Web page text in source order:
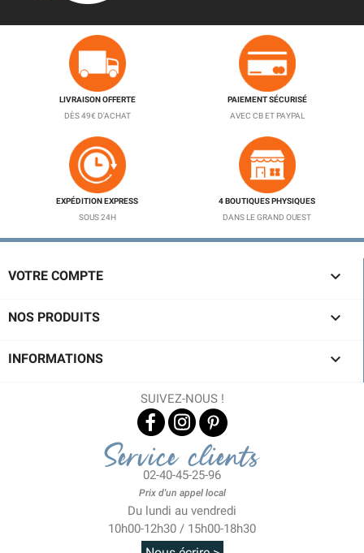
LIVRAISON OFFERTE
DÈS 49€ D'ACHAT
PAIEMENT SÉCURISÉ
AVEC CB ET PAYPAL
EXPÉDITION EXPRESS
SOUS 24H
4 BOUTIQUES PHYSIQUES
DANS LE GRAND OUEST
VOTRE COMPTE 
NOS PRODUITS 
INFORMATIONS 
SUIVEZ-NOUS !
Service clients
02-40-45-25-96
Prix d'un appel local
Du lundi au vendredi
10h00-12h30 / 15h00-18h30